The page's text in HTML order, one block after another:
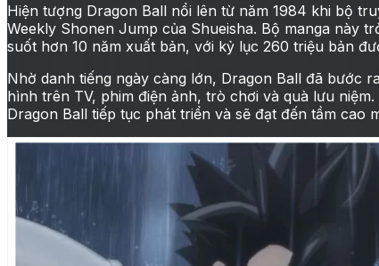
Hiện tượng Dragon Ball nổi lên từ năm 1984 khi bộ
Weekly Shonen Jump của Shueisha. Bộ manga này
suốt hơn 10 năm xuất bản, với kỷ lục 260 triệu bản
Nhờ danh tiếng ngày càng lớn, Dragon Ball đã bước
hình trên TV, phim điện ảnh, trò chơi và quà lưu
Dragon Ball tiếp tục phát triển và sẽ đạt đến tầm cao